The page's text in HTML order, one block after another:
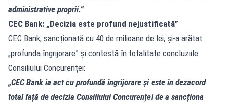
administrative proprii.”
CEC Bank: „Decizia este profund nejustificată”
CEC Bank, sancționată cu 40 de milioane de lei, și-a arătat
„profunda îngrijorare” și contestă în totalitate concluziile
Consiliului Concurenței:
„CEC Bank ia act cu profundă îngrijorare și este în dezacord
total față de decizia Consiliului Concurenței de a sancționa